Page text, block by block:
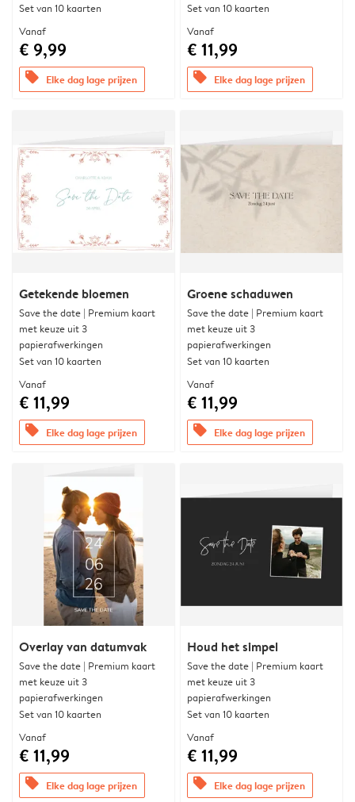
Set van 10 kaarten
Vanaf
€ 9,99
offers Elke dag lage prijzen
Set van 10 kaarten
Vanaf
€ 11,99
offers Elke dag lage prijzen
Getekende bloemen
Save the date | Premium kaart
met keuze uit 3
papierafwerkingen
Set van 10 kaarten
Vanaf
€ 11,99
offers Elke dag lage prijzen
Groene schaduwen
Save the date | Premium kaart
met keuze uit 3
papierafwerkingen
Set van 10 kaarten
Vanaf
€ 11,99
offers Elke dag lage prijzen
Overlay van datumvak
Save the date | Premium kaart
met keuze uit 3
papierafwerkingen
Set van 10 kaarten
Vanaf
€ 11,99
offers Elke dag lage prijzen
Houd het simpel
Save the date | Premium kaart
met keuze uit 3
papierafwerkingen
Set van 10 kaarten
Vanaf
€ 11,99
offers Elke dag lage prijzen